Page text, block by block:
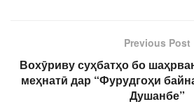
Previous Post
Вохӯриву суҳбатҳо бо
меҳнатӣ дар “Фурудгоҳи
Душанбе”